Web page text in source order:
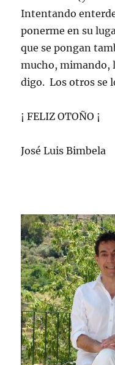
Intentando
ponerme en su
que se pongan
mucho, mimando,
digo. Los otros se
¡ FELIZ OTOÑO ¡
José Luis Bimbela